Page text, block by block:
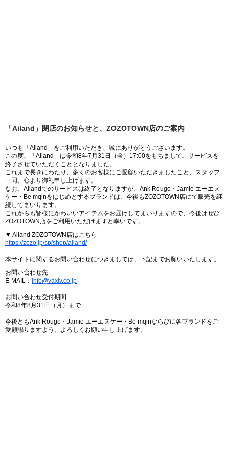
「Ailand」閉店のお知らせと、ZOZOTOWN店のご案内
いつも「Ailand」をご利用いただき、誠にありがとうございます。
この度、「Ailand」は令和8年7月31日（金）17:00をもちまして、サービスを
終了させていただくこととなりました。
これまで長きにわたり、多くのお客様にご愛顧いただきましたこと、スタッフ
一同、心より御礼申し上げます。
なお、Ailandでのサービスは終了となりますが、Ank Rouge・Jamie エーエヌ
ケー・Be mqinをはじめとするブランドは、今後もZOZOTOWN店にて販売を継
続してまいります。
これからも皆様にかわいいアイテムをお届けしてまいりますので、今後はぜひ
ZOZOTOWN店をご利用いただけますと幸いです。
▼ Ailand ZOZOTOWN店はこちら
https://zozo.jp/sp/shop/ailand/
本サイトに関するお問い合わせにつきましては、下記までお願いいたします。
お問い合わせ先
E-MAIL： info@vaxiv.co.jp
お問い合わせ受付期間
令和8年8月31日（月）まで
今後ともAnk Rouge・Jamie エーエヌケー・Be mqinならびに各ブランドをご
愛顧賜りますよう、よろしくお願い申し上げます。